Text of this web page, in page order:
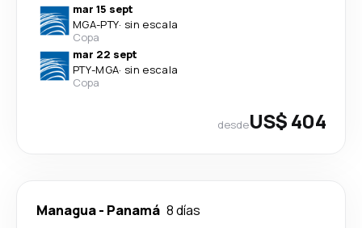
mar 15 sept
MGA-PTY· sin escala
Copa
mar 22 sept
PTY-MGA· sin escala
Copa
desdeUS$ 404
Managua- Panamá 8 días